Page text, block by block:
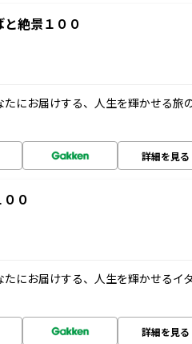
絶景１００
にお届けする、人生を輝かせる旅
詳細を見る
０
にお届けする、人生を輝かせるイ
詳細を見る